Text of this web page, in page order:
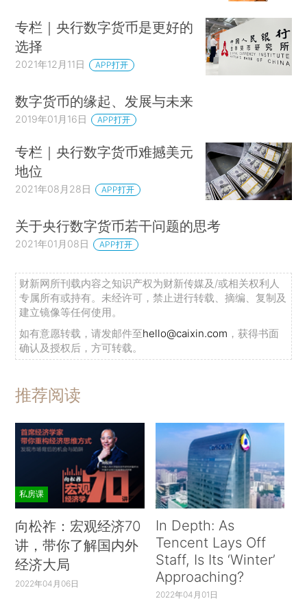
下文包括四节。第2节讨论了几种不同的数字
货币模型，以及一个用于比较分析的简明概念框
架。第3节指出采用某些新型数字货币的过程可能
由于网络效应和在线使用，作为支付工具，其便利
性无可匹敌。简而言之，第2节提供了有关货币变
化的分类法，第3节对其中一些变化做了进一步讨
论。第4节讨论采用数字货币对银行业产生的潜在
影响，此处考虑了三种情景：数字货币作为补充；
行有效竞争；以及在存款大量流出之后，银行变成
了私人投资基金。本节还简要讨论了其他风险。第
许一些数字货币提供商缴存央行准备金的潜在好
处，并指出在一些国家，这是向公众提供某种央行
数字货币的有效方式。
2.新型数字货币
买咖啡时，我们可能会用本地货币结账，也可
活于另一个世纪的人看来，这一幕可能显得很魔
幻。确实相当魔幻。在这一情景背后的付款步骤非
常复杂，其中包括信息交换、法律法规架构以及资
金的后端结算。而我们似乎对此一无所知。
假如某人走进同一家咖啡店，用稳定币或某种
社交通信App买单会发生什么情况呢？如果使用由
黄金和流动资产（比如美国财政部债券）支持的数
字代币来付账，又会怎样呢？我们会感觉自己像来
专栏｜央行数字货币是更好的
选择
2021年12月11日 APP打开
数字货币的缘起、发展与未来
2019年01月16日 APP打开
专栏｜央行数字货币难撼美元
地位
2021年08月28日 APP打开
关于央行数字货币若干问题的思考
2021年01月08日 APP打开
财新网所刊载内容之知识产权为财新传媒及/或相关权利人
专属所有或持有。未经许可，禁止进行转载、摘编、复制及
建立镜像等任何使用。
如有意愿转载，请发邮件至hello@caixin.com ，获得书面
确认及授权后，方可转载。
推荐阅读
私房课
向松祚：宏观经济70
讲，带你了解国内外
经济大局
2022年04月06日
In Depth: As
Tencent Lays Off
Staff, Is Its ‘Winter’
Approaching?
2022年04月01日